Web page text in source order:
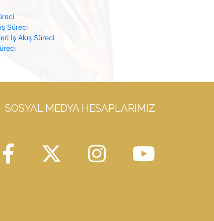
Süreci
İş Akış Süreci
SOSYAL MEDYA HESAPLARIMIZ